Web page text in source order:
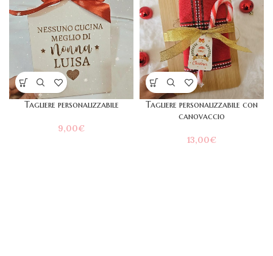
Tagliere personalizzabile
9,00€
Tagliere personalizzabile con
canovaccio
13,00€